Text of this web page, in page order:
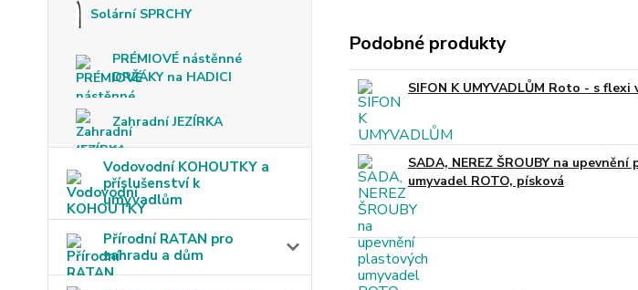
Solární SPRCHY
PRÉMIOVÉ nástěnné
DRŽÁKY na HADICI
Zahradní JEZÍRKA
Vodovodní KOHOUTKY a
příslušenství k
umyvadlům
Přírodní RATAN pro
zahradu a dům
Podobné produkty
SIFON K UMYVADLŮM Roto - s flexi
SADA, NEREZ ŠROUBY na
umyvadel ROTO, písková